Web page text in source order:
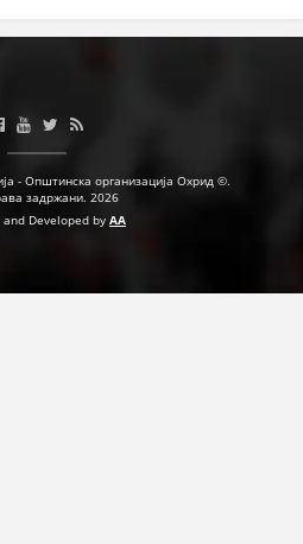
- Општинска организација Охрид ©.
задржани. 2026
and Developed by AA